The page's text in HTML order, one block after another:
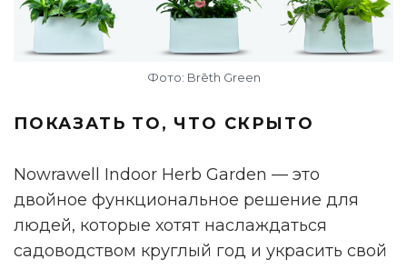
Фото: Brēth Green
ПОКАЗАТЬ ТО, ЧТО СКРЫТО
Nowrawell Indoor Herb Garden — это
двойное функциональное решение для
людей, которые хотят наслаждаться
садоводством круглый год и украсить свой